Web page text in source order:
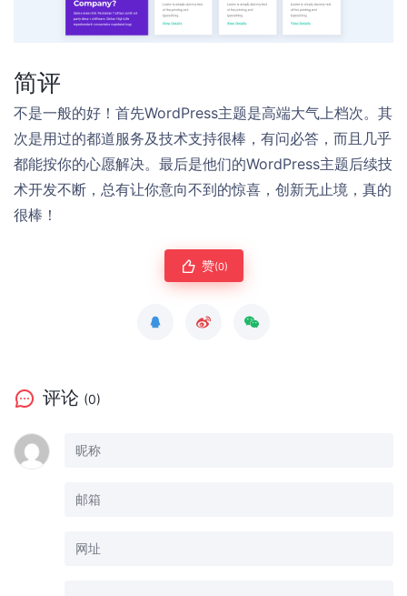
简评
不是一般的好！首先WordPress主题是高端大气上档次。其
次是用过的都道服务及技术支持很棒，有问必答，而且几乎
都能按你的心愿解决。最后是他们的WordPress主题后续技
术开发不断，总有让你意向不到的惊喜，创新无止境，真的
很棒！
赞(0)
评论 (0)